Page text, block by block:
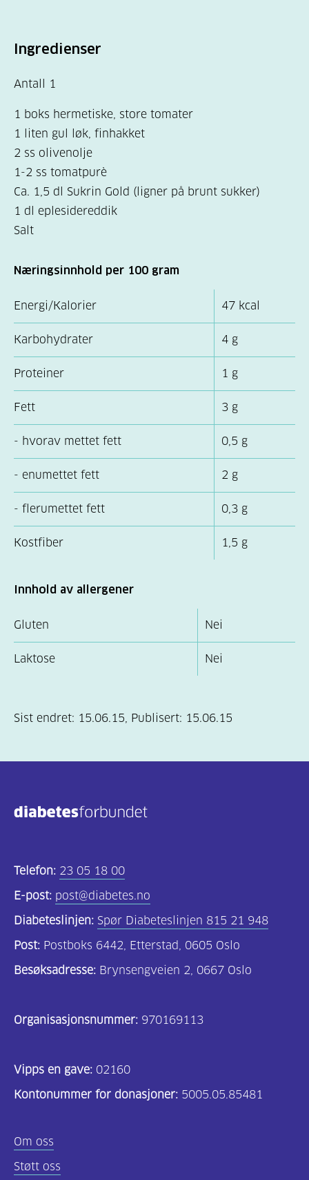
Ingredienser
Antall 1
1 boks hermetiske, store tomater
1 liten gul løk, finhakket
2 ss olivenolje
1-2 ss tomatpurè
Ca. 1,5 dl Sukrin Gold (ligner på brunt sukker)
1 dl eplesidereddik
Salt
Næringsinnhold per 100 gram
Energi/Kalorier 47 kcal
Karbohydrater 4 g
Proteiner 1 g
Fett 3 g
- hvorav mettet fett 0,5 g
- enumettet fett 2 g
- flerumettet fett 0,3 g
Kostfiber 1,5 g
Innhold av allergener
Gluten Nei
Laktose Nei
Sist endret: 15.06.15, Publisert: 15.06.15
Telefon: 23 05 18 00
E-post: post@diabetes.no
Diabeteslinjen: Spør Diabeteslinjen 815 21 948
Post: Postboks 6442, Etterstad, 0605 Oslo
Besøksadresse: Brynsengveien 2, 0667 Oslo
Organisasjonsnummer: 970169113
Vipps en gave: 02160
Kontonummer for donasjoner: 5005.05.85481
Om oss
Støtt oss